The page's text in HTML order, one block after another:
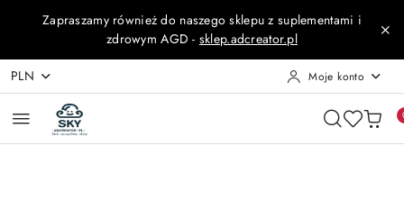
Przejdź do treści głównej
Przejdź do wyszukiwarki
Przejdź do moje konto
Przejdź do menu głównego
Przejdź do opisu produktu
Przejdź do stopki
Zapraszamy również do naszego sklepu z suplementami i
zdrowym AGD - sklep.adcreator.pl
PLN Moje konto